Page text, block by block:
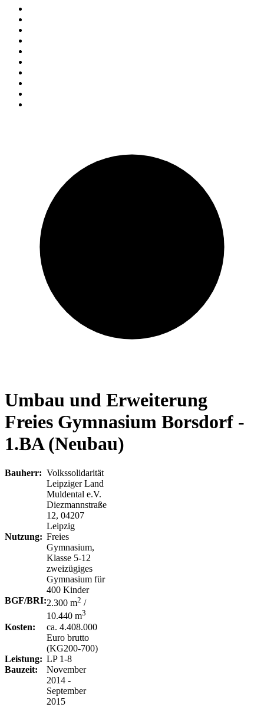
Umbau und Erweiterung
Freies Gymnasium Borsdorf -
1.BA (Neubau)
Bauherr: Volkssolidarität
Leipziger Land
Muldental e.V.
Diezmannstraße
12, 04207
Leipzig
Nutzung: Freies
Gymnasium,
Klasse 5-12
zweizügiges
Gymnasium für
400 Kinder
BGF/BRI:2.300 m2 /
10.440 m3
Kosten:
ca. 4.408.000
Euro brutto
(KG200-700)
Leistung: LP 1-8
Bauzeit:
November
2014 -
September
2015